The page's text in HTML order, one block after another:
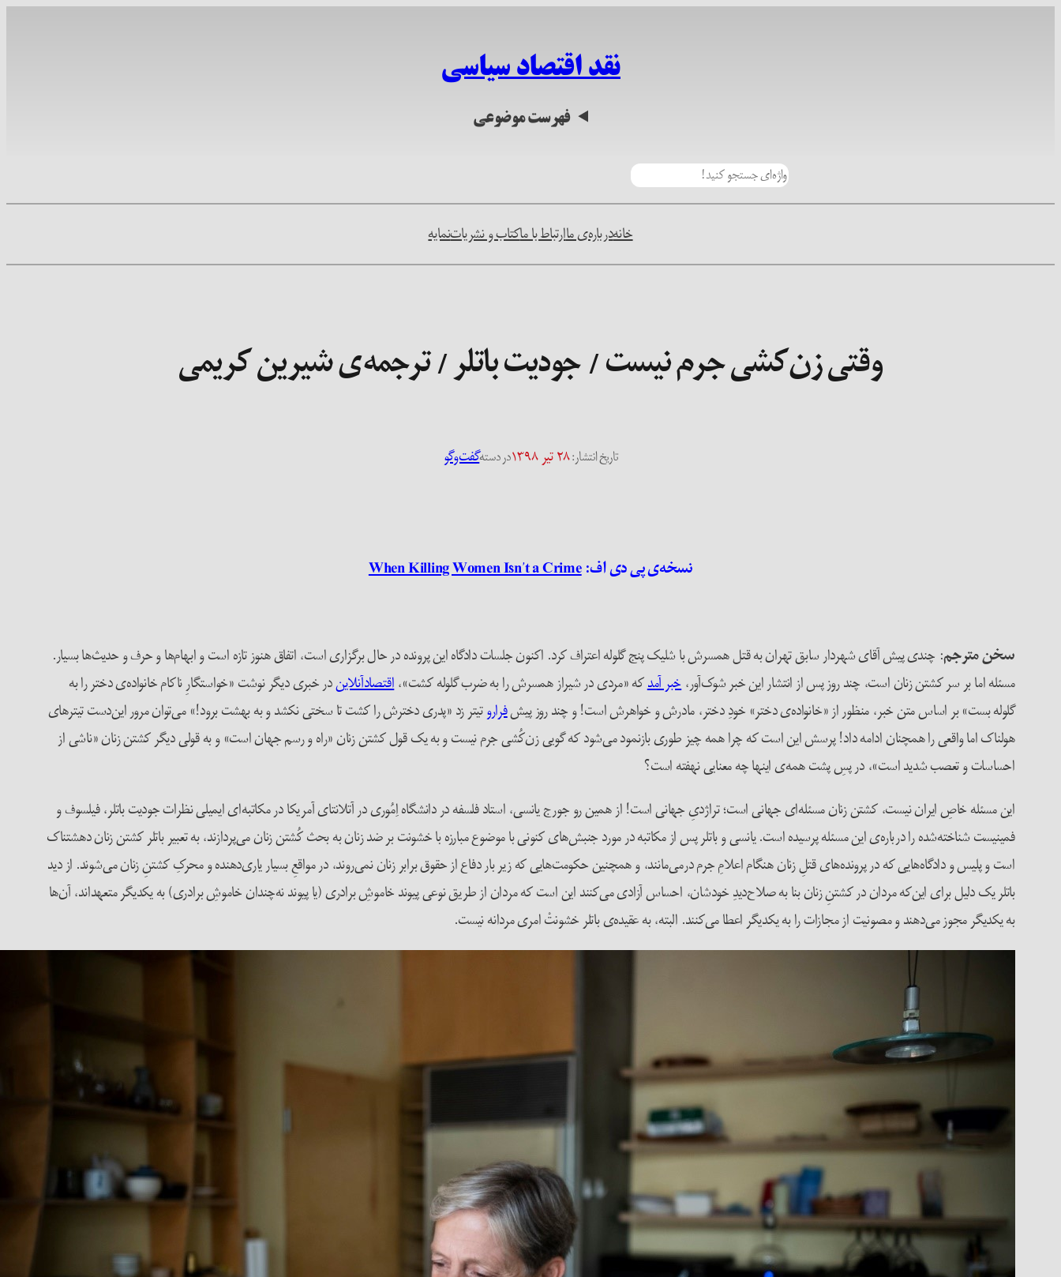
نقد اقتصاد سیاسی
فهرست موضوعی
خانهدرباره‌ی ماارتباط با ماکتاب و نشریاتنمایه
وقتی زن‌کشی جرم نیست / جودیت باتلر / ترجمه‌ی شیرین کریمی
تاریخ انتشار:۲۸ تیر ۱۳۹۸ در دستهگفت‌وگو
نسخه‌ی پی دی اف:When Killing Women Isn’t a Crime
سخن مترجم: چندی پیش آقای شهردار سابق تهران به قتل همسرش با شلیک پنج گلوله اعتراف کرد. اکنون جلسات دادگاه‌ این پرونده در حال برگزاری است، اتفاق هنوز تازه است و ابهام‌ها و حرف و حدیث‌ها بسیار.
مسئله اما بر سر کشتن زنان است، چند روز پس از انتشار این خبر شوک‌آور،خبر آمدکه «مردی در شیراز همسرش را به ضرب گلوله کشت»،اقتصادآنلایندر خبری دیگر نوشت «خواستگارِ ناکام خانواده‌ی دختر را به
گلوله بست» بر اساس متن خبر، منظور از «خانواده‌ی دختر» خودِ دختر، مادرش و خواهرش است! و چند روز پیشفراروتیتر زد «پدری دخترش را کشت تا سختی نکشد و به بهشت برود!» می‌توان مرور این‌دست تیترهای
هولناک اما واقعی را همچنان ادامه داد! پرسش این است که چرا همه چیز طوری بازنمود می‌شود که گویی زن‌کُشی جرم نیست و به یک قول کشتن زنان «راه و رسم جهان است» و به قولی دیگر کشتن زنان «ناشی از
احساسات و تعصب شدید است»، در پسِ پشت همه‌ی اینها چه معنایی نهفته است؟
این مسئله خاصِ ایران نیست، کشتن زنان مسئله‌ای جهانی است؛ تراژدیِ جهانی است! از همین رو جورج یانسی، استاد فلسفه در دانشگاه اِمُوری در آتلانتای آمریکا در مکاتبه‌ای ایمیلی نظرات جودیت باتلر، فیلسوف و
فمینیست شناخته‌شده را درباره‌ی این مسئله پرسیده است. یانسی و باتلر پس از مکاتبه در مورد جنبش‌های کنونی با موضوع مبارزه با خشونت بر ضد زنان به بحث کُشتن زنان می‌پردازند، به تعبیر باتلر کشتن زنان دهشتناک
است و پلیس و دادگاه‌هایی که در پرونده‌های قتلِ زنان هنگام اعلامِ جرم درمی‌مانند، و همچنین حکومت‌هایی که زیر بار دفاع از حقوق برابر زنان نمی‌روند، در مواقعِ بسیار یاری‌دهنده و محرکِ کشتنِ زنان می‌شوند. از دید
باتلر یک دلیل برای این‌که مردان در کشتنِ زنان بنا به صلاح‌دیدِ خودشان، احساس آزادی می‌کنند این است که مردان از طریق نوعی پیوند خاموشِ برادری (یا پیوند نه‌چندان خاموشِ برادری) به یکدیگر متعهداند، آن‌ها
به یکدیگر مجوز می‌دهند و مصونیت از مجازات را به یکدیگر اعطا می‌کنند. البته، به عقیده‌ی باتلر خشونتْ امری مردانه نیست.